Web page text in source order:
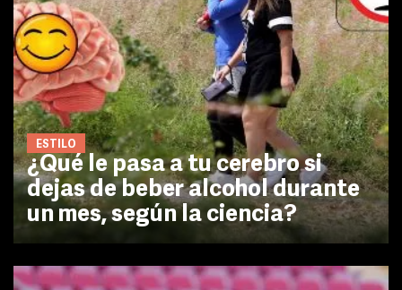
ESTILO
¿Qué le pasa a tu cerebro si
dejas de beber alcohol durante
un mes, según la ciencia?